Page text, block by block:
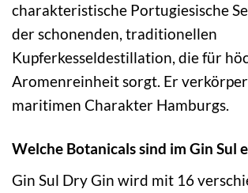
charakteristische Portugiesische
der schonenden, traditionellen
Kupferkesseldestillation, die für
Aromenreinheit sorgt. Er
maritimen Charakter Hamburgs.
Welche Botanicals sind im Gin Sul
Gin Sul Dry Gin wird mit 16